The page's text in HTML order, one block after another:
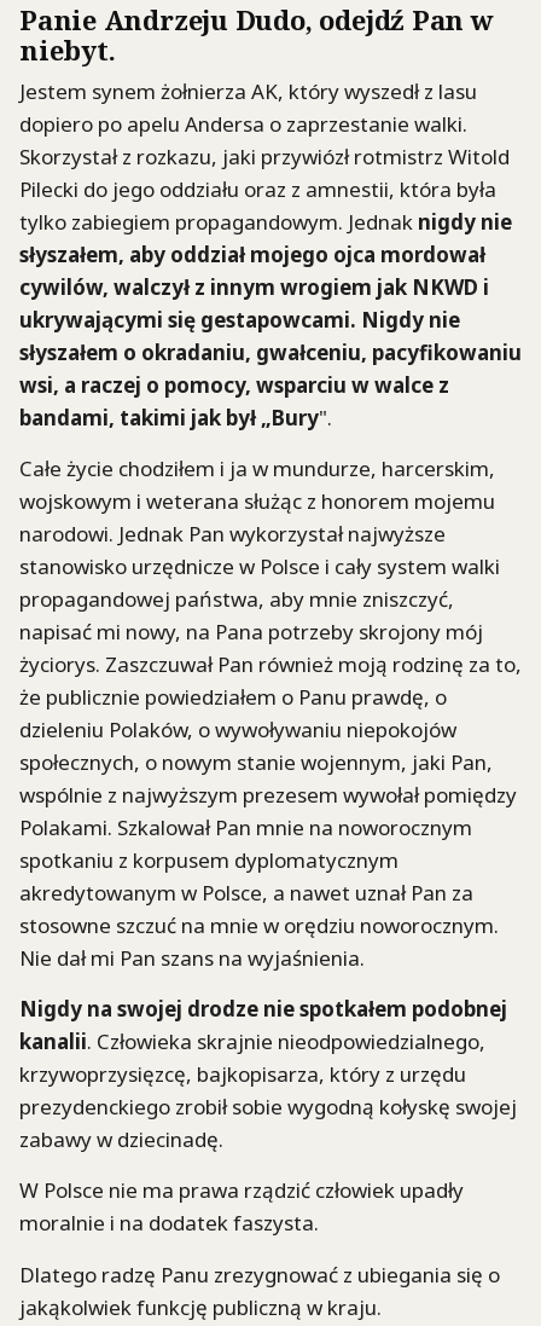
Panie Andrzeju Dudo, odejdź Pan w
niebyt.
Jestem synem żołnierza AK, który wyszedł z lasu
dopiero po apelu Andersa o zaprzestanie walki.
Skorzystał z rozkazu, jaki przywiózł rotmistrz Witold
Pilecki do jego oddziału oraz z amnestii, która była
tylko zabiegiem propagandowym. Jednak nigdy nie
słyszałem, aby oddział mojego ojca mordował
cywilów, walczył z innym wrogiem jak NKWD i
ukrywającymi się gestapowcami. Nigdy nie
słyszałem o okradaniu, gwałceniu, pacyfikowaniu
wsi, a raczej o pomocy, wsparciu w walce z
bandami, takimi jak był „Bury".
Całe życie chodziłem i ja w mundurze, harcerskim,
wojskowym i weterana służąc z honorem mojemu
narodowi. Jednak Pan wykorzystał najwyższe
stanowisko urzędnicze w Polsce i cały system walki
propagandowej państwa, aby mnie zniszczyć,
napisać mi nowy, na Pana potrzeby skrojony mój
życiorys. Zaszczuwał Pan również moją rodzinę za to,
że publicznie powiedziałem o Panu prawdę, o
dzieleniu Polaków, o wywoływaniu niepokojów
społecznych, o nowym stanie wojennym, jaki Pan,
wspólnie z najwyższym prezesem wywołał pomiędzy
Polakami. Szkalował Pan mnie na noworocznym
spotkaniu z korpusem dyplomatycznym
akredytowanym w Polsce, a nawet uznał Pan za
stosowne szczuć na mnie w orędziu noworocznym.
Nie dał mi Pan szans na wyjaśnienia.
Nigdy na swojej drodze nie spotkałem podobnej
kanalii. Człowieka skrajnie nieodpowiedzialnego,
krzywoprzysięzcę, bajkopisarza, który z urzędu
prezydenckiego zrobił sobie wygodną kołyskę swojej
zabawy w dziecinadę.
W Polsce nie ma prawa rządzić człowiek upadły
moralnie i na dodatek faszysta.
Dlatego radzę Panu zrezygnować z ubiegania się o
jakąkolwiek funkcję publiczną w kraju.